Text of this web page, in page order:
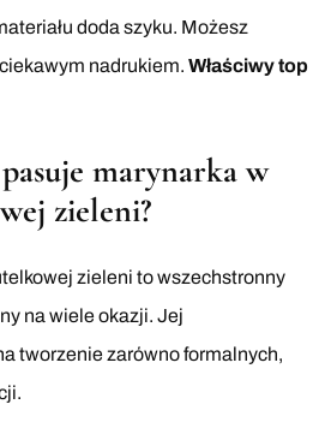
doda szyku. Możesz
nadrukiem. Właściwy top
marynarka w
zieleni?
zieleni to wszechstronny
na wiele okazji. Jej
tworzenie zarówno formalnych,